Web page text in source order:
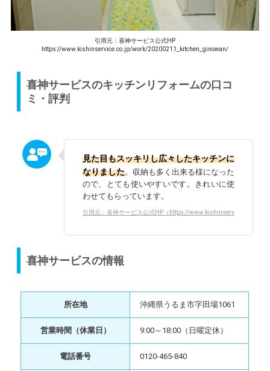
引用元：喜神サービス公式HP
https://www.kishinservice.co.jp/work/20200211_kitchen_ginowan/
喜神サービスのキッチンリフォームの口コ
ミ・評判
見た目もスッキリし広々したキッチンに
なりました。収納も多く出来る様になった
ので、とても使いやすいです。きれいに使
わせてもらっています。
引用元：喜神サービス公式HP（https://www.kishinservice.co.jp/
喜神サービスの情報
所在地 沖縄県うるま市字田場1061
営業時間（休業日） 9:00～18:00（日曜定休）
電話番号 0120-465-840